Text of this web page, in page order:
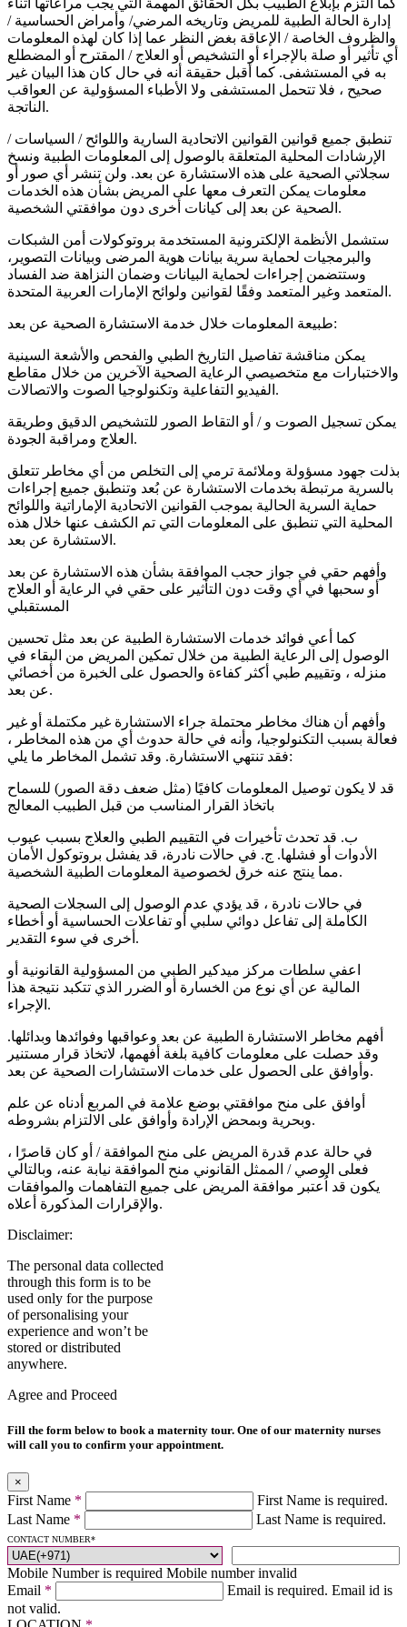
إدارة الحالة الطبية للمريض وتاريخه المرضي/ وأمراض الحساسية /
والظروف الخاصة / الإعاقة بغض النظر عما إذا كان لهذه المعلومات
أي تأثير أو صلة بالإجراء أو التشخيص أو العلاج / المقترح أو المضطلع
به في المستشفى. كما أقبل حقيقة أنه في حال كان هذا البيان غير
صحيح ، فلا تتحمل المستشفى ولا الأطباء المسؤولية عن العواقب
الناتجة.
تنطبق جميع قوانين القوانين الاتحادية السارية واللوائح / السياسات /
الإرشادات المحلية المتعلقة بالوصول إلى المعلومات الطبية ونسخ
سجلاتي الصحية على هذه الاستشارة عن بعد. ولن تنشر أي صور أو
معلومات يمكن التعرف معها على المريض بشأن هذه الخدمات
الصحية عن بعد إلى كيانات أخرى دون موافقتي الشخصية.
ستشمل الأنظمة الإلكترونية المستخدمة بروتوكولات أمن الشبكات
والبرمجيات لحماية سرية بيانات هوية المرضى وبيانات التصوير،
وستتضمن إجراءات لحماية البيانات وضمان النزاهة ضد الفساد
المتعمد وغير المتعمد وفقًا لقوانين ولوائح الإمارات العربية المتحدة.
طبيعة المعلومات خلال خدمة الاستشارة الصحية عن بعد:
يمكن مناقشة تفاصيل التاريخ الطبي والفحص والأشعة السينية
والاختبارات مع متخصيصي الرعاية الصحية الآخرين من خلال مقاطع
الفيديو التفاعلية وتكنولوجيا الصوت والاتصالات.
يمكن تسجيل الصوت و / أو التقاط الصور للتشخيص الدقيق وطريقة
العلاج ومراقبة الجودة.
بذلت جهود مسؤولة وملائمة ترمي إلى التخلص من أي مخاطر تتعلق
بالسرية مرتبطة بخدمات الاستشارة عن بُعد وتنطبق جميع إجراءات
حماية السرية الحالية بموجب القوانين الاتحادية الإماراتية واللوائح
المحلية التي تنطبق على المعلومات التي تم الكشف عنها خلال هذه
الاستشارة عن بعد.
وأفهم حقي في جواز حجب الموافقة بشأن هذه الاستشارة عن بعد
أو سحبها في أي وقت دون التأثير على حقي في الرعاية أو العلاج
المستقبلي
كما أعي فوائد خدمات الاستشارة الطبية عن بعد مثل تحسين
الوصول إلى الرعاية الطبية من خلال تمكين المريض من البقاء في
منزله ، وتقييم طبي أكثر كفاءة والحصول على الخبرة من أخصائي
عن بعد.
وأفهم أن هناك مخاطر محتملة جراء الاستشارة غير مكتملة أو غير
فعالة بسبب التكنولوجيا، وأنه في حالة حدوث أي من هذه المخاطر ،
فقد تنتهي الاستشارة. وقد تشمل المخاطر ما يلي:
قد لا يكون توصيل المعلومات كافيًا (مثل ضعف دقة الصور) للسماح
باتخاذ القرار المناسب من قبل الطبيب المعالج
ب. قد تحدث تأخيرات في التقييم الطبي والعلاج بسبب عيوب
الأدوات أو فشلها. ج. في حالات نادرة، قد يفشل بروتوكول الأمان
مما ينتج عنه خرق لخصوصية المعلومات الطبية الشخصية.
في حالات نادرة ، قد يؤدي عدم الوصول إلى السجلات الصحية
الكاملة إلى تفاعل دوائي سلبي أو تفاعلات الحساسية أو أخطاء
أخرى في سوء التقدير.
اعفي سلطات مركز ميدكير الطبي من المسؤولية القانونية أو
المالية عن أي نوع من الخسارة أو الضرر الذي تتكبد نتيجة هذا
الإجراء.
أفهم مخاطر الاستشارة الطبية عن بعد وعواقبها وفوائدها وبدائلها.
وقد حصلت على معلومات كافية بلغة أفهمها، لاتخاذ قرار مستنير
وأوافق على الحصول على خدمات الاستشارات الصحية عن بعد.
أوافق على منح موافقتي بوضع علامة في المربع أدناه عن علم
وبحرية وبمحض الإرادة وأوافق على الالتزام بشروطه.
في حالة عدم قدرة المريض على منح الموافقة / أو كان قاصرًا ،
فعلى الوصي / الممثل القانوني منح الموافقة نيابة عنه، وبالتالي
يكون قد اُعتبر موافقة المريض على جميع التفاهمات والموافقات
والإقرارات المذكورة أعلاه.
Disclaimer:
The personal data collected
through this form is to be
used only for the purpose
of personalising your
experience and won’t be
stored or distributed
anywhere.
Agree and Proceed
Fill the form below to book a maternity tour. One of our maternity nurses
will call you to confirm your appointment.
×
First Name *
First Name is required.
Last Name * Last Name is required.
CONTACT NUMBER*
Mobile Number is required Mobile number invalid
Email * Email is required. Email id is
not valid.